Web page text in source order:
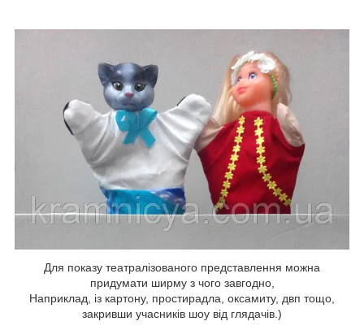
Для показу театралізованого представлення можна
придумати ширму з чого завгодно,
Наприклад, із картону, простирадла, оксамиту, двп тощо,
закривши учасників шоу від глядачів.)